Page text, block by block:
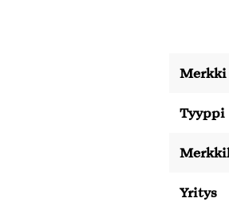
Merkki
Tyyppi
Yritys